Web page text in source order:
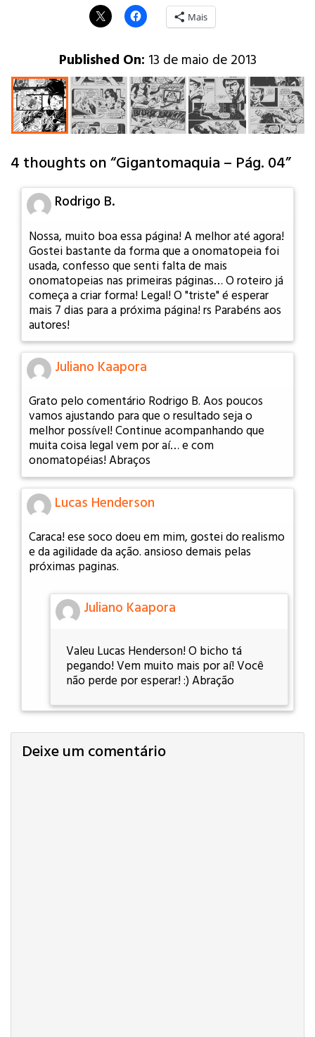
Mais
Published On: 13 de maio de 2013
4 thoughts on “Gigantomaquia – Pág. 04”
Rodrigo B.
Nossa, muito boa essa página! A melhor até agora!
Gostei bastante da forma que a onomatopeia foi
usada, confesso que senti falta de mais
onomatopeias nas primeiras páginas… O roteiro já
começa a criar forma! Legal! O "triste" é esperar
mais 7 dias para a próxima página! rs Parabéns aos
autores!
Juliano Kaapora
Grato pelo comentário Rodrigo B. Aos poucos
vamos ajustando para que o resultado seja o
melhor possível! Continue acompanhando que
muita coisa legal vem por aí… e com
onomatopéias! Abraços
Lucas Henderson
Caraca! ese soco doeu em mim, gostei do realismo
e da agilidade da ação. ansioso demais pelas
próximas paginas.
Juliano Kaapora
Valeu Lucas Henderson! O bicho tá
pegando! Vem muito mais por aí! Você
não perde por esperar! :) Abração
Deixe um comentário